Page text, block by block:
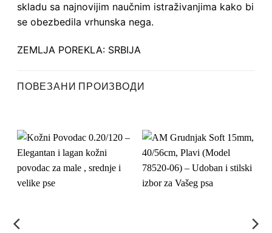
skladu sa najnovijim naučnim istraživanjima kako bi
se obezbedila vrhunska nega.
ZEMLJA POREKLA: SRBIJA
ПОВЕЗАНИ ПРОИЗВОДИ